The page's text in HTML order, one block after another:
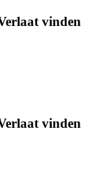
vinden
vinden